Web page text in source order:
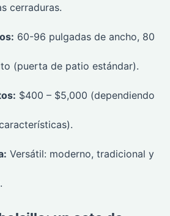
cerraduras.
60-96 pulgadas de ancho, 80
(puerta de patio estándar).
$400 – $5,000 (dependiendo
Versátil: moderno, tradicional y